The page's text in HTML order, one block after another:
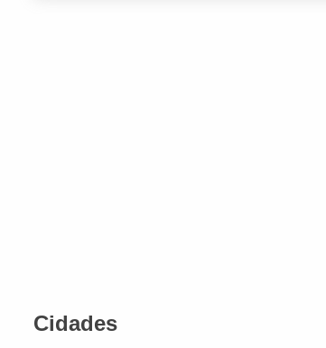
Cidades